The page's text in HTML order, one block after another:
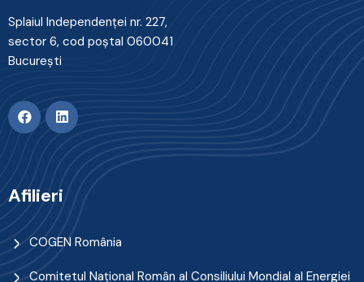
Splaiul Independenţei nr. 227,
sector 6, cod poştal 060041
Bucureşti
Afilieri
COGEN România
Comitetul Naţional Român al Consiliului Mondial al Energiei